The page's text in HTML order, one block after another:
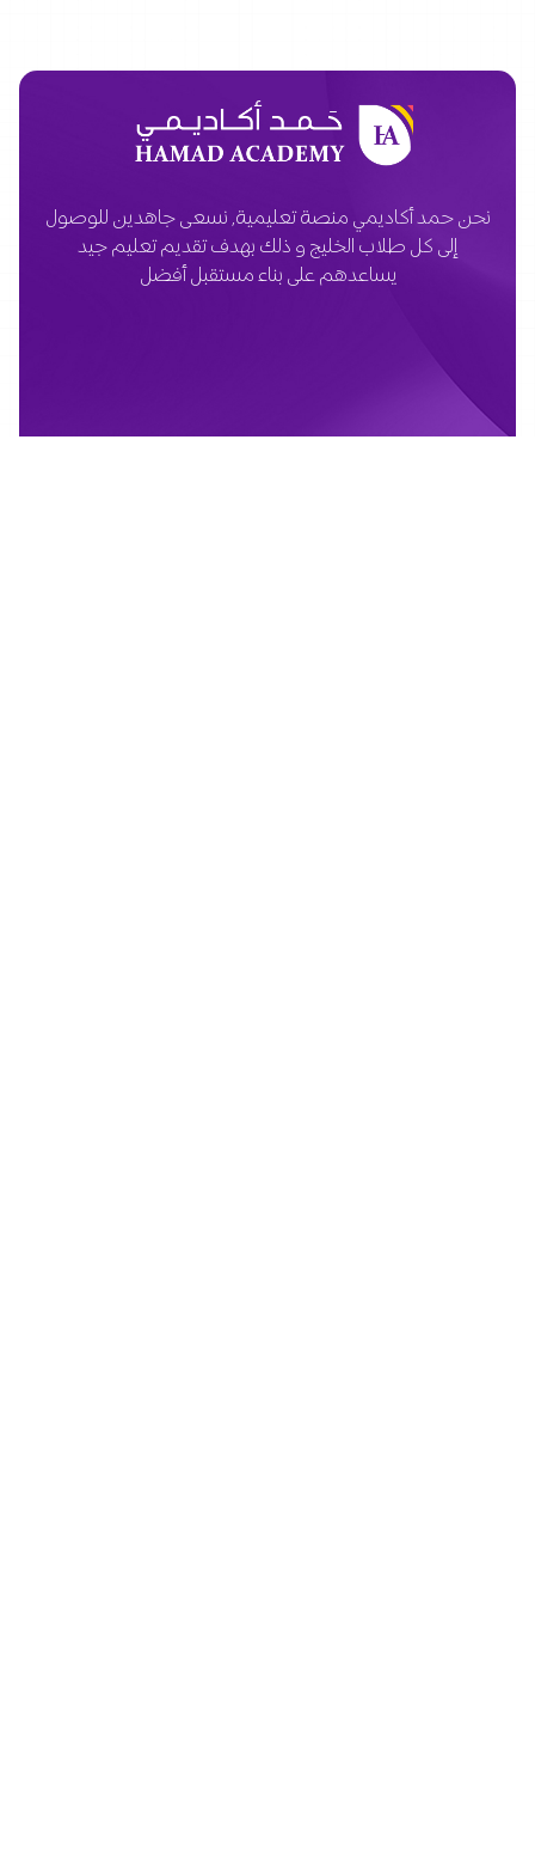
نحن حمد أكاديمي منصة تعليمية, نسعى جاهدين للوصول
إلى كل طلاب الخليج و ذلك بهدف تقديم تعليم جيد
يساعدهم على بناء مستقبل أفضل